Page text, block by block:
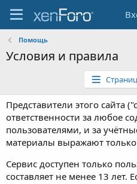
Помощь
Условия и правила
Представители этого сайта
ответственности за любое
пользователями, и за
материалы выражают
Сервис доступен только
составляет не менее 13 лет.